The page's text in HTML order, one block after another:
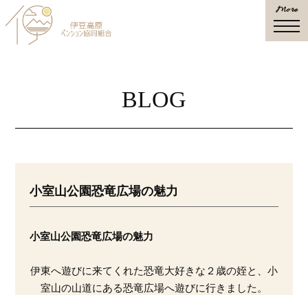
More
BLOG
小室山公園恐竜広場の魅力
小室山公園恐竜広場の魅力
伊東へ遊びに来てくれた恐竜大好きな２歳の姪と、小
室山の山道にある恐竜広場へ遊びに行きました。